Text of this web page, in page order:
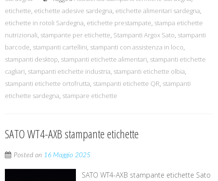
etichette, etichette adesive sardegna, etichette alimentari sardegna,
etichette in rotoli Sardegna, etichette prestampate, stampa etichette
nutrizionali, stampante per etichette, Stampanti Argox Sato, stampanti
barcode, stampanti cartellini, stampanti con assistenza in loco,
stampanti desktop, stampanti etichette alimentari, stampanti etichette
cagliari, stampanti etichette industria, stampanti etichette olbia,
stampanti etichette ortofrutta, stampanti etichette QR, stampanti
etichette sardegna, stampare etichette
SATO WT4-AXB stampante etichette
Posted on 16 Maggio 2025
SATO WT4-AXB stampante etichette Sato